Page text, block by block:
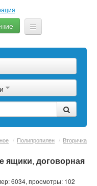
/ Полипропилен / Вторичка
ящики, договорная
6034, просмотры: 102